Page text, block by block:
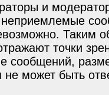
и
неприемлемые
Таким
точки
сообщений,
может быть